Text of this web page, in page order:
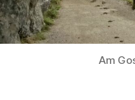
Am